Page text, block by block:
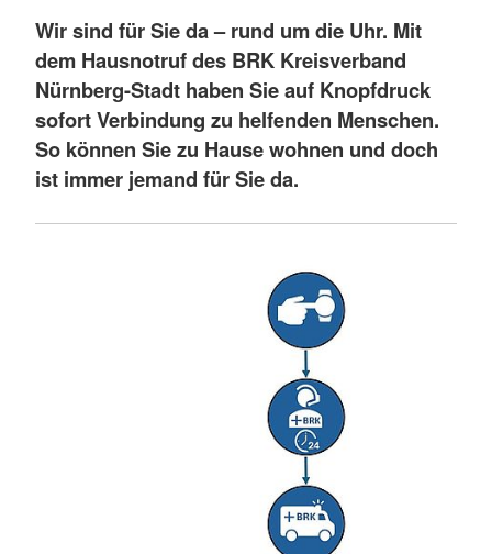
Wir sind für Sie da – rund um die Uhr. Mit
dem Hausnotruf des BRK Kreisverband
Nürnberg-Stadt haben Sie auf Knopfdruck
sofort Verbindung zu helfenden Menschen.
So können Sie zu Hause wohnen und doch
ist immer jemand für Sie da.